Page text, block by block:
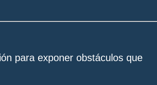
para exponer obstáculos que